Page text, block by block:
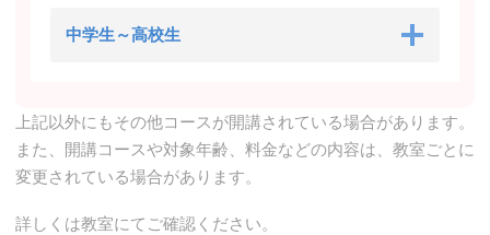
中学生～高校生
上記以外にもその他コースが開講されている場合があります。
また、開講コースや対象年齢、料金などの内容は、教室ごとに
変更されている場合があります。
詳しくは教室にてご確認ください。